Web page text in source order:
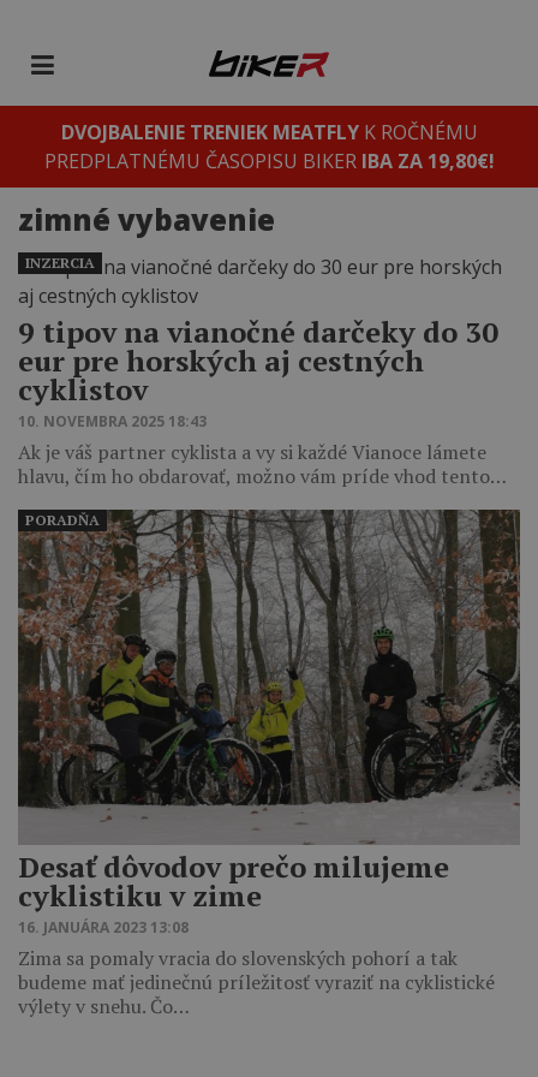
DVOJBALENIE TRENIEK MEATFLYK ROČNÉMU
PREDPLATNÉMU ČASOPISU BIKER IBA ZA 19,80€!
zimné vybavenie
9 tipov na vianočné darčeky do 30
eur pre horských aj cestných
cyklistov
10. NOVEMBRA 2025 18:43
Ak je váš partner cyklista a vy si každé Vianoce lámete
hlavu, čím ho obdarovať, možno vám príde vhod tento…
INZERCIA
Desať dôvodov prečo milujeme
cyklistiku v zime
16. JANUÁRA 2023 13:08
Zima sa pomaly vracia do slovenských pohorí a tak
budeme mať jedinečnú príležitosť vyraziť na cyklistické
výlety v snehu. Čo…
PORADŇA